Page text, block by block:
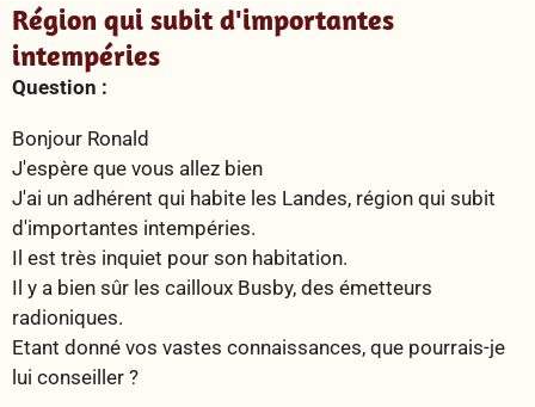
Région qui subit d'importantes
intempéries
Question :
Bonjour Ronald
J'espère que vous allez bien
J'ai un adhérent qui habite les Landes, région qui subit
d'importantes intempéries.
Il est très inquiet pour son habitation.
Il y a bien sûr les cailloux Busby, des émetteurs
radioniques.
Etant donné vos vastes connaissances, que pourrais-je
lui conseiller ?